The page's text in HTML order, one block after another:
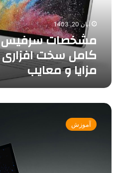
افزاری
Surface
آبان 20, 1403
مزایا و معایب
مشخصات
سرفیس
آموزش